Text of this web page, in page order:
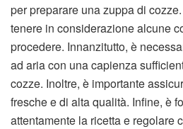
per preparare una zuppa di
tenere in considerazione alcune
procedere. Innanzitutto, è
ad aria con una capienza
cozze. Inoltre, è importante
fresche e di alta qualità. Infine, è
attentamente la ricetta e regolare